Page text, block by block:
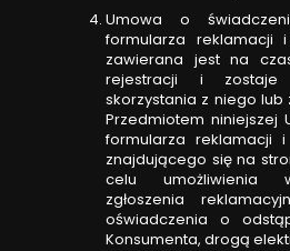
Umowa o
formularza reklamacji
zawierana jest na
rejestracji i
skorzystania z niego
Przedmiotem niniejszej
formularza reklamacji
znajdującego się na
celu umożliwienia
zgłoszenia
oświadczenia o
Konsumenta, drogą